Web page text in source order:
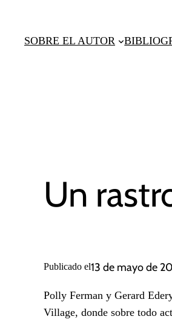
contenido
SOBRE EL AUTOR
Un
Publicado el13 de mayo de
Polly Ferman y Gerard
Village, donde sobre todo